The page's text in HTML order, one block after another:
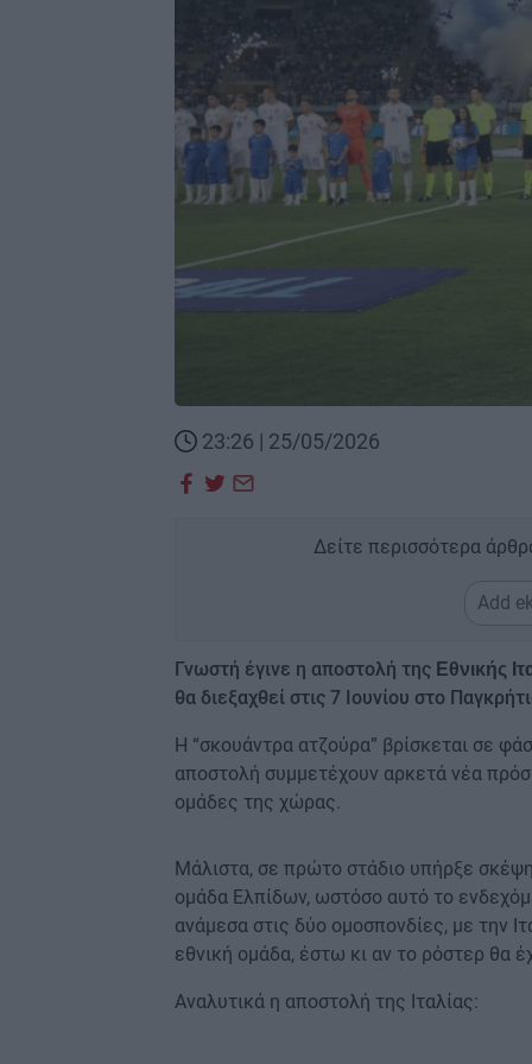
23:26 | 25/05/2026
Δείτε περισσότερα
Add
Γνωστή έγινε η αποστολή της Εθνικής
θα διεξαχθεί στις 7 Ιουνίου στο
Η “σκουάντρα ατζούρα” βρίσκεται σε
αποστολή συμμετέχουν αρκετά νέα
ομάδες της χώρας.
Μάλιστα, σε πρώτο στάδιο υπήρξε
ομάδα Ελπίδων, ωστόσο αυτό το
ανάμεσα στις δύο ομοσπονδίες, με την
εθνική ομάδα, έστω κι αν το ρόστερ θα
Αναλυτικά η αποστολή της Ιταλίας: